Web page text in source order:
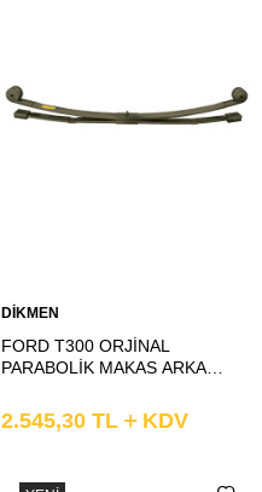
DİKMEN
FORD T300 ORJİNAL
PARABOLİK MAKAS ARKA
2.545,30 TL KDV